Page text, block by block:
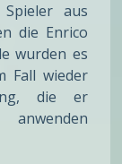
aus
die Enrico
wurden es
Fall wieder
die er
anwenden